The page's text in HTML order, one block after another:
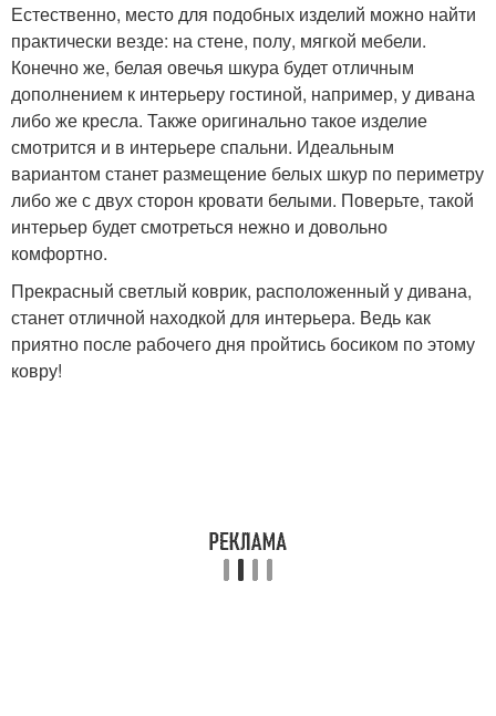
Естественно, место для подобных изделий можно найти
практически везде: на стене, полу, мягкой мебели.
Конечно же, белая овечья шкура будет отличным
дополнением к интерьеру гостиной, например, у дивана
либо же кресла. Также оригинально такое изделие
смотрится и в интерьере спальни. Идеальным
вариантом станет размещение белых шкур по периметру
либо же с двух сторон кровати белыми. Поверьте, такой
интерьер будет смотреться нежно и довольно
комфортно.
Прекрасный светлый коврик, расположенный у дивана,
станет отличной находкой для интерьера. Ведь как
приятно после рабочего дня пройтись босиком по этому
ковру!